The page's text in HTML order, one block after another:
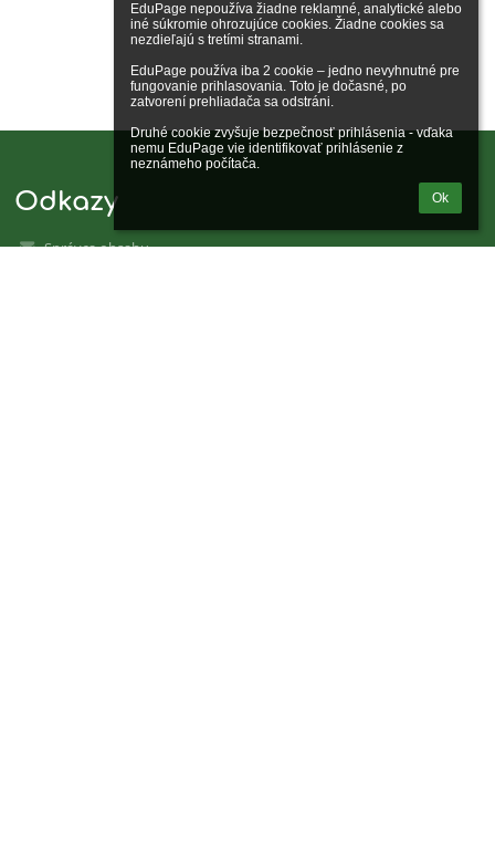
EduPage nepoužíva žiadne reklamné, analytické alebo
iné súkromie ohrozujúce cookies. Žiadne cookies sa
nezdieľajú s tretími stranami.
EduPage používa iba 2 cookie – jedno nevyhnutné pre
fungovanie prihlasovania. Toto je dočasné, po
zatvorení prehliadača sa odstráni.
Druhé cookie zvyšuje bezpečnosť prihlásenia - vďaka
nemu EduPage vie identifikovať prihlásenie z
neznámeho počítača.
Ok
Odkazy
Správca obsahu